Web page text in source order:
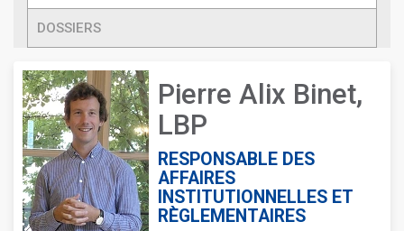
DOSSIERS
Pierre Alix Binet,
LBP
RESPONSABLE DES
AFFAIRES
INSTITUTIONNELLES ET
RÈGLEMENTAIRES